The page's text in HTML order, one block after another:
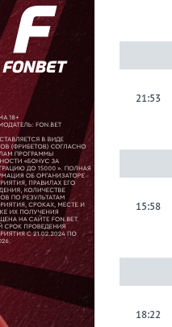
21:53
15:58
18:22
Микаэль
Ллодра
Лента
Live
Прогнозы
Вся
лента
Ролан
Гаррос